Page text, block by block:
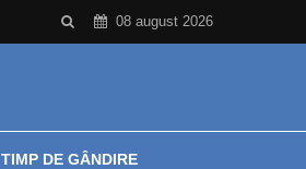
08 august 2026
TIMP DE GÂNDIRE